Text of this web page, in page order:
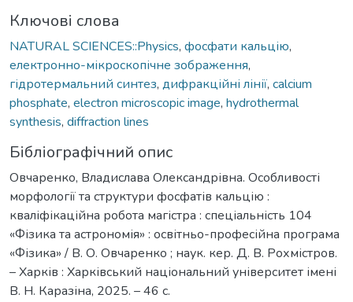
Ключові слова
NATURAL SCIENCES::Physics, фосфати кальцію,
електронно-мікроскопічне зображення,
гідротермальний синтез, дифракційні лінії, calcium
phosphate, electron microscopic image, hydrothermal
synthesis, diffraction lines
Бібліографічний опис
Овчаренко, Владислава Олександрівна. Особливості
морфології та структури фосфатів кальцію :
кваліфікаційна робота магістра : спеціальність 104
«Фізика та астрономія» : освітньо-професійна програма
«Фізика» / В. О. Овчаренко ; наук. кер. Д. В. Рохмістров.
– Харків : Харківський національний університет імені
В. Н. Каразіна, 2025. – 46 с.